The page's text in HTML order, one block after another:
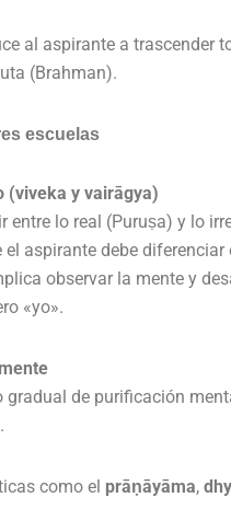
al aspirante a trascender
(Brahman).
escuelas
(viveka y vairāgya)
entre lo real (Puruṣa) y lo
aspirante debe
observar la mente y
«yo».
gradual de purificación
como el prāṇāyāma,